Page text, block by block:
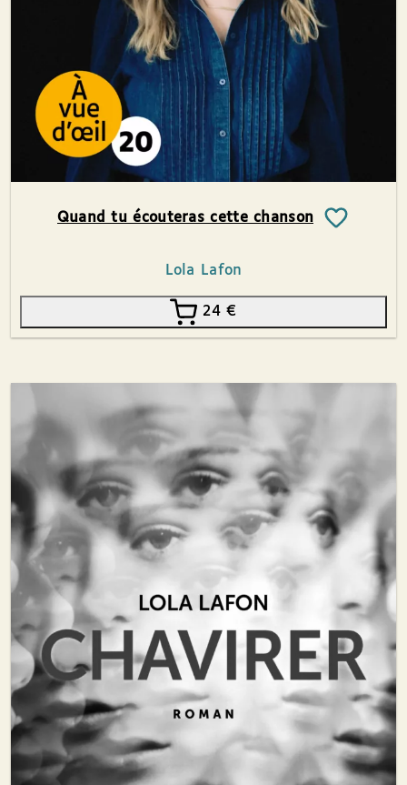
Quand tu écouteras cette chanson
Lola Lafon
24€